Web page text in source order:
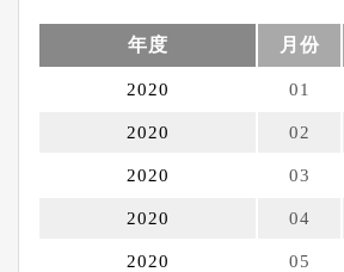
年度 月份
2020 01
2020 02
2020 03
2020 04
2020 05